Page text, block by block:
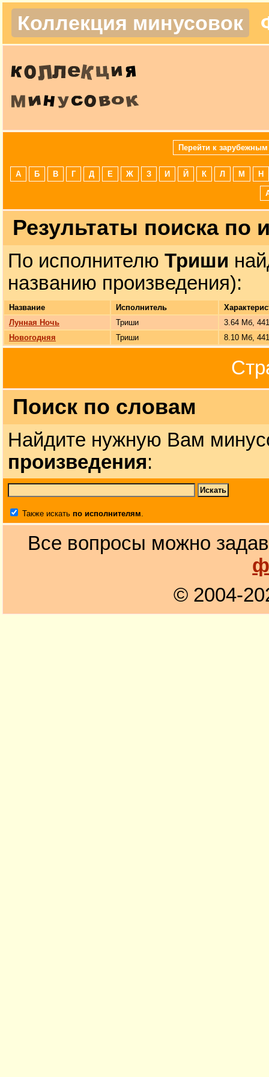
Коллекция минусовок
Перейти к зарубежным
А Б В Г Д Е Ж З И Й К Л М Н
Результаты поиска по
По исполнителю Триши
названию произведения):
Название Исполнитель
Лунная Ночь
Триши
3.64 Мб,
Новогодняя
Триши 8.10 Мб,
Поиск по словам
Найдите нужную Вам
произведения:
Также искать по исполнителям.
Все вопросы можно
© 2004-